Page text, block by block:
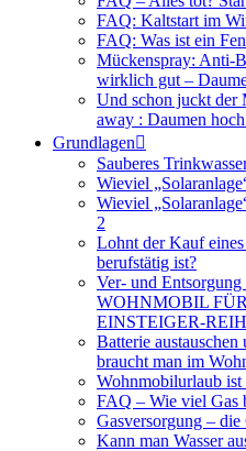
FAQ: Kaltstart im
FAQ: Was ist ein
Mückenspray: Anti-
wirklich gut –
Und schon juckt der
away : Daumen
Grundlagen
Sauberes
Wieviel
Wieviel
2
Lohnt der Kauf
berufstätig ist?
Ver- und
WOHNMOBIL
EINSTEIGER-
Batterie
braucht man im
Wohnmobilurlaub ist
FAQ – Wie viel Gas
Gasversorgung – die
Kann man Wasser